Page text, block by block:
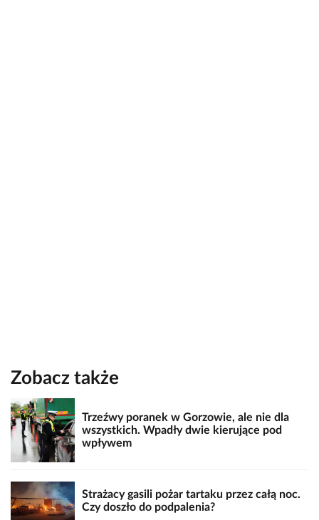
Zobacz także
Trzeźwy poranek w Gorzowie, ale nie dla
wszystkich. Wpadły dwie kierujące pod
wpływem
Strażacy gasili pożar tartaku przez całą noc.
Czy doszło do podpalenia?